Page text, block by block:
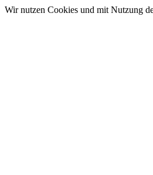
Wir nutzen Cookies und mit Nutzung